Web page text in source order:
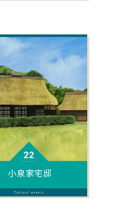
小泉家宅邸